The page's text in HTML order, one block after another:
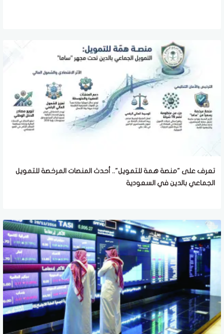
تعرف على "منصة همة للتمويل".. أحدث المنصات المرخصة للتمويل
الجماعي بالدين في السعودية